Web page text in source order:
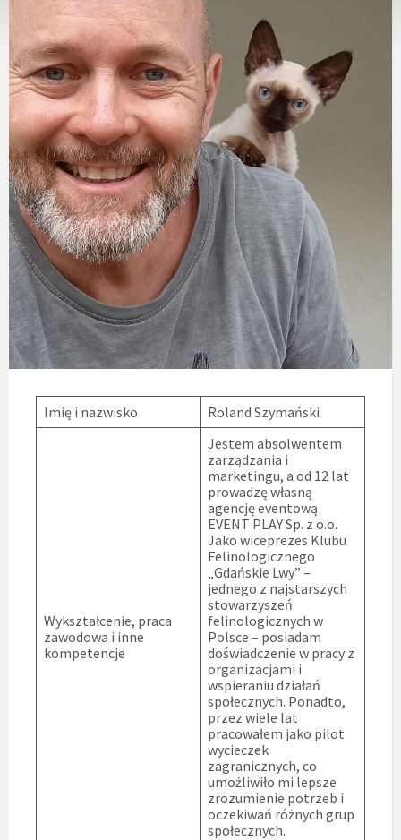
Imię i nazwisko Roland Szymański
Wykształcenie, praca
zawodowa i inne
kompetencje
Jestem absolwentem
zarządzania i
marketingu, a od 12 lat
prowadzę własną
agencję eventową
EVENT PLAY Sp. z o.o.
Jako wiceprezes Klubu
Felinologicznego
„Gdańskie Lwy” –
jednego z najstarszych
stowarzyszeń
felinologicznych w
Polsce – posiadam
doświadczenie w pracy z
organizacjami i
wspieraniu działań
społecznych. Ponadto,
przez wiele lat
pracowałem jako pilot
wycieczek
zagranicznych, co
umożliwiło mi lepsze
zrozumienie potrzeb i
oczekiwań różnych grup
społecznych.